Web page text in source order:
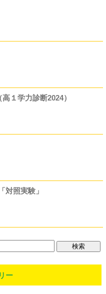
１学力診断2024）
対照実験」
ー